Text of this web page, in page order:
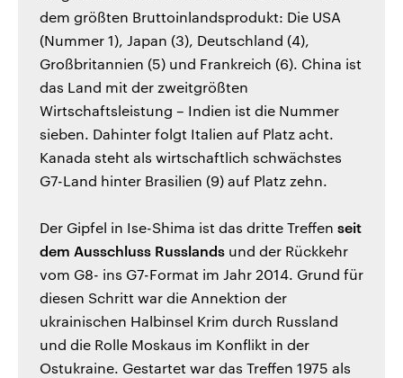
dem größten Bruttoinlandsprodukt: Die USA
(Nummer 1), Japan (3), Deutschland (4),
Großbritannien (5) und Frankreich (6). China ist
das Land mit der zweitgrößten
Wirtschaftsleistung – Indien ist die Nummer
sieben. Dahinter folgt Italien auf Platz acht.
Kanada steht als wirtschaftlich schwächstes
G7-Land hinter Brasilien (9) auf Platz zehn.
Der Gipfel in Ise-Shima ist das dritte Treffen seit
dem Ausschluss Russlands und der Rückkehr
vom G8- ins G7-Format im Jahr 2014. Grund für
diesen Schritt war die Annektion der
ukrainischen Halbinsel Krim durch Russland
und die Rolle Moskaus im Konflikt in der
Ostukraine. Gestartet war das Treffen 1975 als